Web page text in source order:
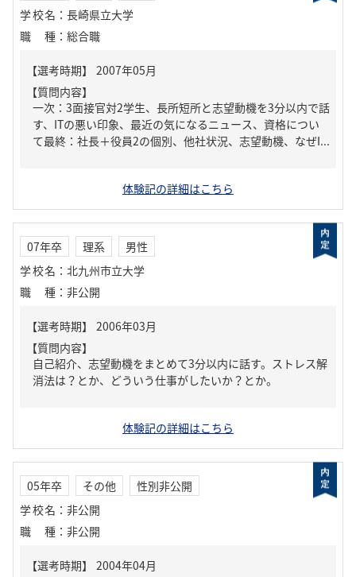
学校名 ： 長崎県立大学
職種 ： 総合職
【質問内容】
一次：3面接官対2学生、長所短所と志望動機を3分以内で話
す、ITの悪い印象、最近の気になるニュース、資格につい
て最終：社長＋役員2の個別、他社状況、志望動機、なぜI...
体験記の詳細はこちら
07年卒 理系
男性
学校名 ： 北九州市立大学
職種 ： 非公開
【質問内容】
自己紹介、志望動機をまとめて3分以内に話す。ストレス解
消法は？とか、どういう仕事がしたいか？とか。
体験記の詳細はこちら
05年卒 その他
性別非公開
学校名 ： 非公開
職種 ： 非公開